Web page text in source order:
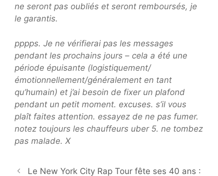
ne seront pas oubliés et seront remboursés, je
le garantis.
pppps. Je ne vérifierai pas les messages
pendant les prochains jours – cela a été une
période épuisante (logistiquement/
émotionnellement/généralement en tant
qu’humain) et j’ai besoin de fixer un plafond
pendant un petit moment. excuses. s’il vous
plaît faites attention. essayez de ne pas fumer.
notez toujours les chauffeurs uber 5. ne tombez
pas malade. X
Le New York City Rap Tour fête ses 40 ans :